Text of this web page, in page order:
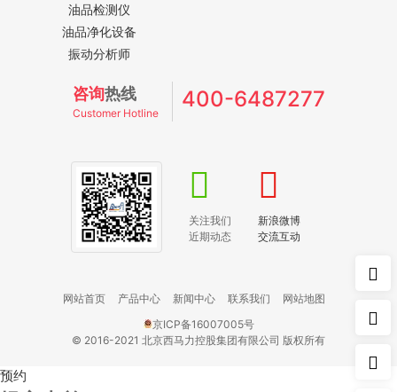
油品检测仪
油品净化设备
振动分析师
咨询热线
Customer Hotline
400-6487277
关注我们
近期动态
新浪微博
交流互动
网站首页 产品中心 新闻中心 联系我们
网站地图
京ICP备16007005号
© 2016-2021 北京西马力控股集团有限公司 版权所有
预约